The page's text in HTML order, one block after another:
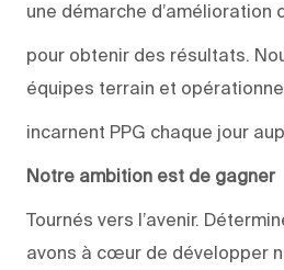
une démarche d’amélioration
pour obtenir des résultats.
équipes terrain et
incarnent PPG chaque jour
Notre ambition est de gagner
Tournés vers l’avenir.
avons à cœur de développer